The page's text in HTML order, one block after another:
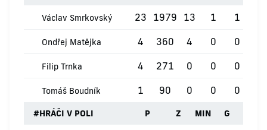
Václav Smrkovský 23 1979 13 1 1
Ondřej Matějka 4 360 4 0 0
Filip Trnka 4 271 0 0 0
Tomáš Boudník 1 90 0 0 0
#HRÁČI V POLI P Z MIN G